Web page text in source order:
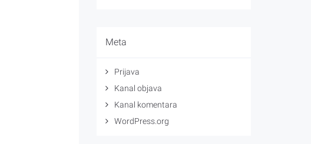
Meta
Prijava
Kanal objava
Kanal komentara
WordPress.org